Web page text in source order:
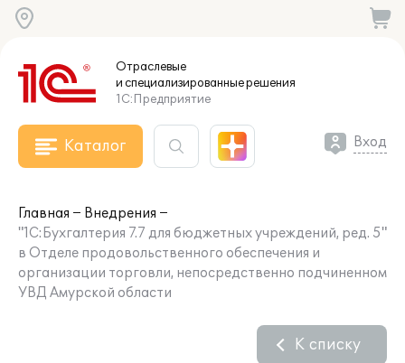
Отраслевые
и специализированныерешения
1С:Предприятие
Каталог Вход
Главная
Внедрения
"1С:Бухгалтерия 7.7 для бюджетных учреждений, ред. 5"
в Отделе продовольственного обеспечения и
организации торговли, непосредственно подчиненном
УВД Амурской области
К списку